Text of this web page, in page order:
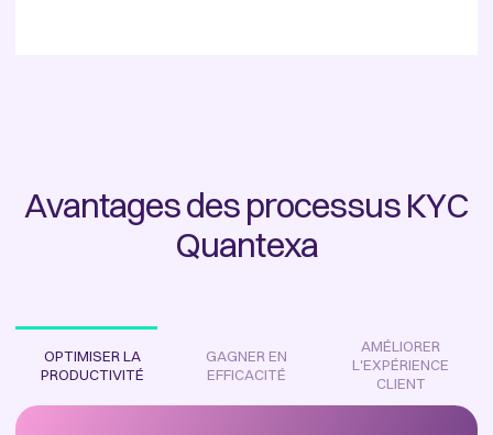
Avantages des processus KYC
Quantexa
OPTIMISER LA
PRODUCTIVITÉ
GAGNER EN
EFFICACITÉ
AMÉLIORER
L'EXPÉRIENCE
CLIENT